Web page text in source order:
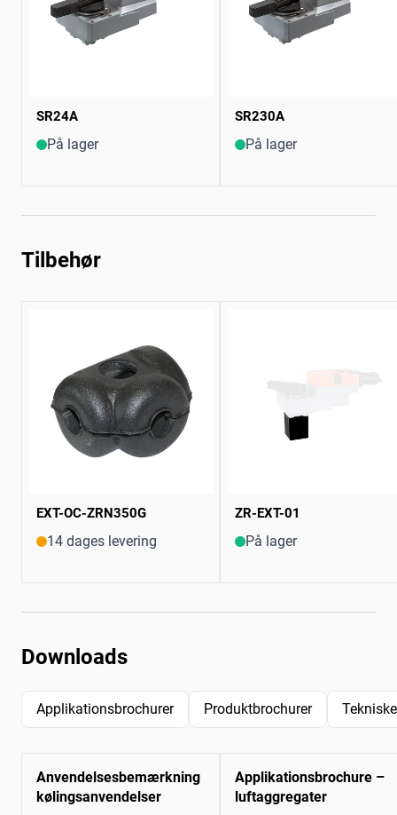
SR24A
På lager
SR230A
På lager
Tilbehør
EXT-OC-ZRN350G
14 dages levering
ZR-EXT-01
På lager
Downloads
Applikationsbrochurer Produktbrochurer
Anvendelsesbemærkning
kølingsanvendelser
Applikationsbrochure –
luftaggregater